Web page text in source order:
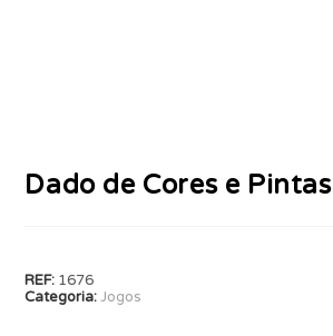
Dado de Cores e Pintas
REF: 1676
Categoria:Jogos